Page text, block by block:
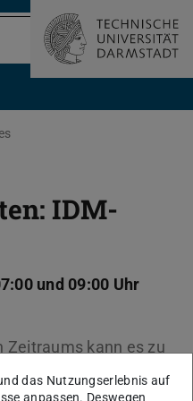
IDM-
und 09:00 Uhr
Zeitraums kann es zu
des Systems
das Nutzungserlebnis auf
anpassen. Deswegen